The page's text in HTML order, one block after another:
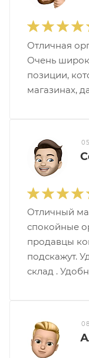
Отличная
Очень
позиции,
магазинах,
Отличный
спокойные
продавцы
подскажут.
склад .